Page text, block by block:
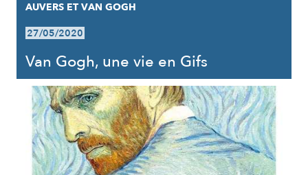
AUVERS ET VAN GOGH
27/05/2020
Van Gogh, une vie en Gifs